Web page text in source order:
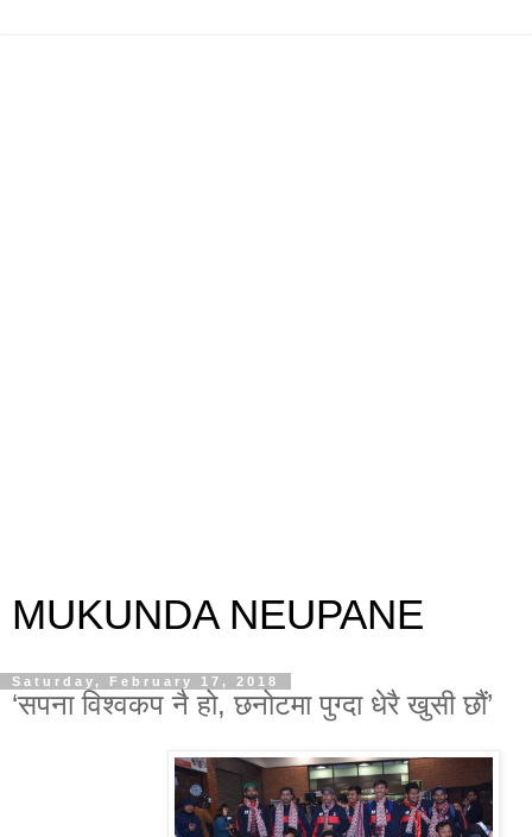
MUKUNDA NEUPANE
Saturday, February 17, 2018
‘सपना विश्वकप नै हो, छनोटमा पुग्दा धेरै खुसी छौं’